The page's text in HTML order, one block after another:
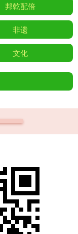
邦乾配倍
非遗
文化